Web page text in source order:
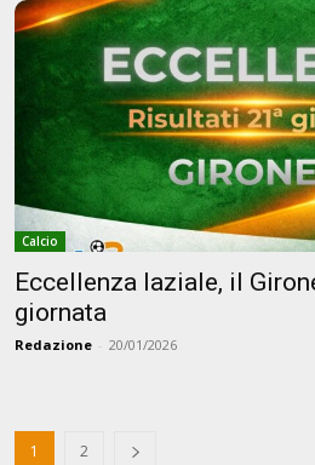
Calcio
Eccellenza laziale, il
giornata
Redazione - 20/01/2026
1 2